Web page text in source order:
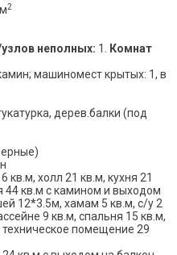
2
неполных: 1.
Комнат
машиномест крытых: 1, в
дерев.балки (под
кв.м, холл 21 кв.м, кухня 21
44 кв.м с камином и выходом
12*3.5м, хамам 5 кв.м, с/у 2
9 кв.м, спальня 15 кв.м,
помещение 29